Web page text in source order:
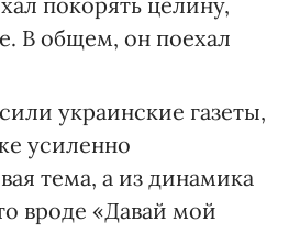
В общем, он поехал
украинские газеты,
усиленно
тема, а из динамика
вроде «Давай мой